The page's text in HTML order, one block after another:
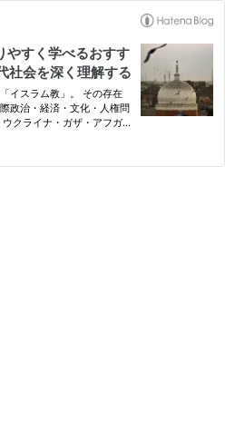
やすく学べるおすす
社会を深く理解する
イスラム教」。 その存在
政治・経済・文化・人権問
クライナ・ガザ・アフガ
る機会も増えています。